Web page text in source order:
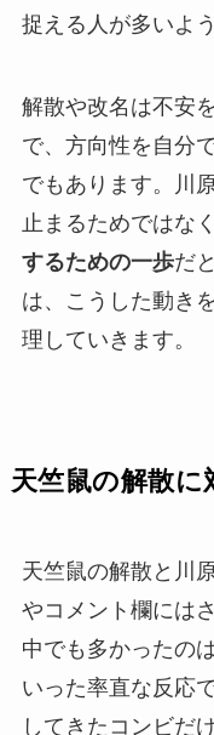
捉える人が多いよう
解散や改名は不安
で、方向性を自分
でもあります。川
止まるためではなく
するための一歩だ
は、こうした動き
理していきます。
天竺鼠の解散に
天竺鼠の解散と川
やコメント欄には
中でも多かったの
いった率直な反応
してきたコンビだ